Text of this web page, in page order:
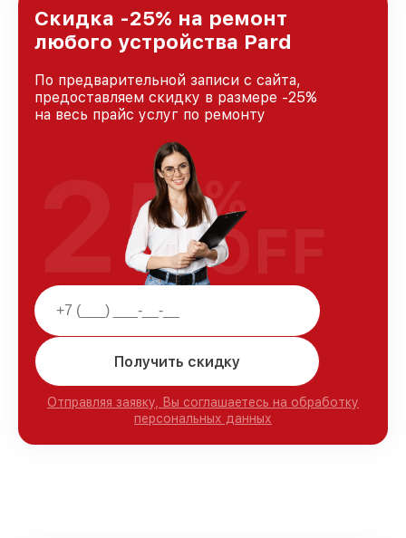
Скидка -25% на ремонт
любого устройства Pard
По предварительной записи с сайта,
предоставляем скидку в размере -25%
на весь прайс услуг по ремонту
Получить скидку
Отправляя заявку, Вы соглашаетесь на обработку
персональных данных
25%
OFF